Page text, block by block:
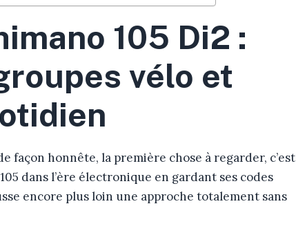
105 Di2 :
vélo et
façon honnête, la première chose à regarder, c’est
dans l’ère électronique en gardant ses codes
encore plus loin une approche totalement sans